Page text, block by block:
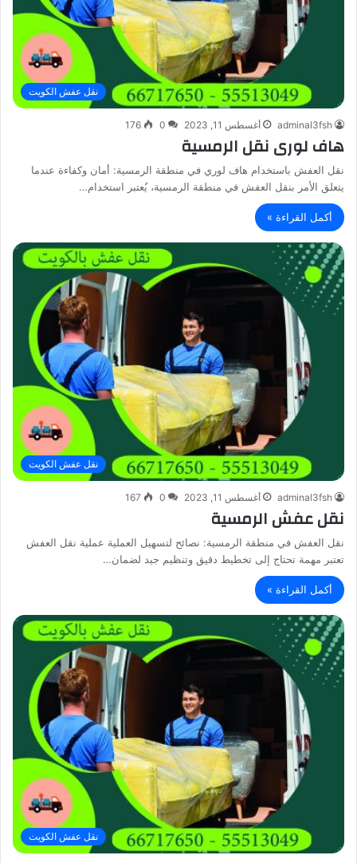
نقل عفش الكويت
adminal3fsh أغسطس 11, 2023 0
176
هاف لورى نقل الرمسية
نقل العفش باستخدام هاف لوري في منطقة الرمسية: أمان وكفاءة عندما
يتعلق الأمر بنقل العفش في منطقة الرمسية، يُعتبر استخدام…
أكمل القراءة »
نقل عفش الكويت
adminal3fsh أغسطس 11, 2023 0
167
نقل عفش الرمسية
نقل العفش في منطقة الرمسية: نصائح لتسهيل العملية عملية نقل العفش
تعتبر مهمة تحتاج إلى تخطيط دقيق وتنظيم جيد لضمان…
أكمل القراءة »
نقل عفش الكويت